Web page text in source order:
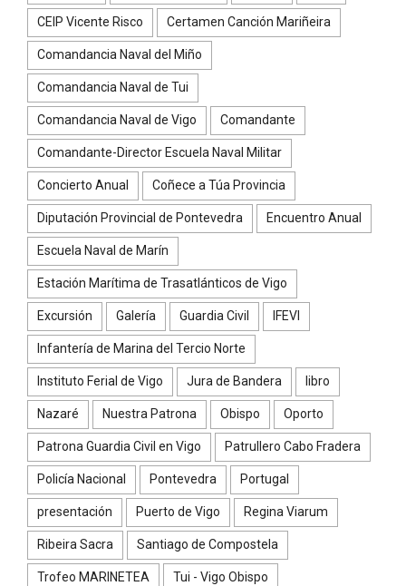
CEIP Vicente Risco Certamen Canción Mariñeira
Comandancia Naval del Miño
Comandancia Naval de Tui
Comandancia Naval de Vigo Comandante
Comandante-Director Escuela Naval Militar
Concierto Anual Coñece a Túa Provincia
Diputación Provincial de Pontevedra Encuentro Anual
Escuela Naval de Marín
Estación Marítima de Trasatlánticos de Vigo
Excursión Galería Guardia Civil IFEVI
Infantería de Marina del Tercio Norte
Instituto Ferial de Vigo Jura de Bandera libro
Nazaré Nuestra Patrona Obispo Oporto
Patrona Guardia Civil en Vigo Patrullero Cabo Fradera
Policía Nacional Pontevedra Portugal
presentación Puerto de Vigo Regina Viarum
Ribeira Sacra Santiago de Compostela
Trofeo MARINETEA Tui - Vigo Obispo